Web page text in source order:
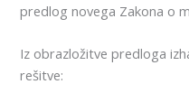
predlog novega Zakona o
Iz obrazložitve predloga
rešitve: